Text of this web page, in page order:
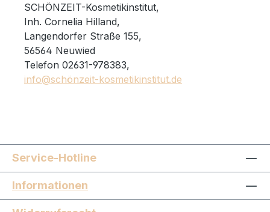
SCHÖNZEIT-Kosmetikinstitut,
Inh. Cornelia Hilland,
Langendorfer Straße 155,
56564 Neuwied
Telefon 02631-978383,
info@schönzeit-kosmetikinstitut.de
Service-Hotline
Informationen